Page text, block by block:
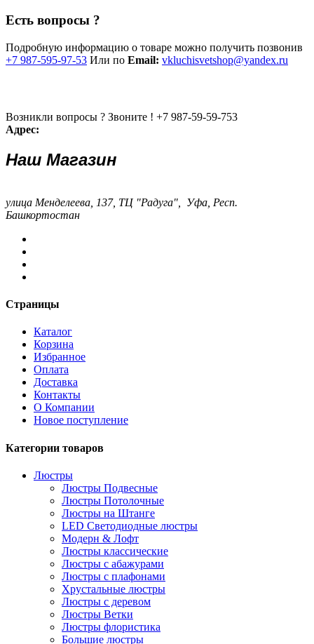
Есть вопросы ?
Подробную информацию о товаре можно получить позвонив
+7 987-595-97-53 Или по Email: vkluchisvetshop@yandex.ru
Возникли вопросы ? Звоните ! +7 987-59-59-753
Адрес:
Наш Магазин
улица Менделеева, 137, ТЦ "Радуга", Уфа, Респ.
Башкортостан
Страницы
Каталог
Корзина
Избранное
Оплата
Доставка
Контакты
О Компании
Новое поступление
Категории товаров
Люстры
Люстры Подвесные
Люстры Потолочные
Люстры на Штанге
LED Светодиодные люстры
Модерн & Лофт
Люстры классические
Люстры с абажурами
Люстры с плафонами
Хрустальные люстры
Люстры с деревом
Люстры Ветки
Люстры флористика
Большие люстры